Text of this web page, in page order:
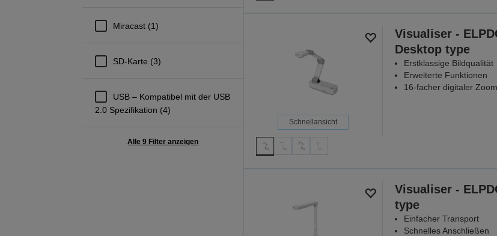
Miracast (1)
SD-Karte (3)
USB – Kompatibel mit der USB
2.0 Spezifikation (4)
Alle 9 Filter anzeigen
Schnellansicht
Visualiser -
Desktop type
Erstklassige Bildqualität
Erweiterte Funktionen
16-facher digitaler Zoom
Visualiser -
type
Einfacher Transport
Schnelles Anschließen